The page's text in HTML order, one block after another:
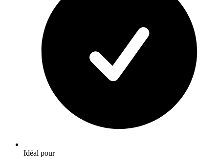
Idéal pour